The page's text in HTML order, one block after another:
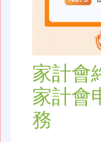
家計會
家計會
務